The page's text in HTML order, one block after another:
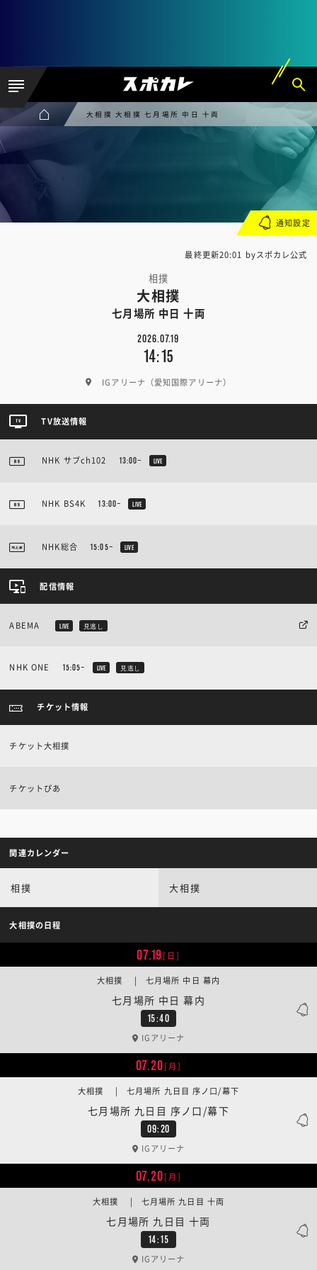
大相撲 大相撲 七月場所 中日 十両
最終更新20:01 byスポカレ公式
相撲
大相撲
七月場所 中日 十両
2026.07.19
14:15
IGアリーナ（愛知国際アリーナ）
通知設定
TV放送情報
NHK サブch102 13:00~ LIVE
NHK BS4K 13:00~ LIVE
NHK総合 15:05~ LIVE
配信情報
ABEMA LIVE 見逃し
NHK ONE 15:05~ LIVE 見逃し
チケット情報
チケット大相撲
チケットぴあ
関連カレンダー
相撲 大相撲
大相撲の日程
07.19[日]
15:40
七月場所 中日 幕内
大相撲 | 七月場所 中日 幕内
IGアリーナ
07.20[月]
09:20
七月場所 九日目 序ノ口/幕下
大相撲 | 七月場所 九日目 序ノ口/幕下
IGアリーナ
07.20[月]
14:15
七月場所 九日目 十両
大相撲 | 七月場所 九日目 十両
IGアリーナ